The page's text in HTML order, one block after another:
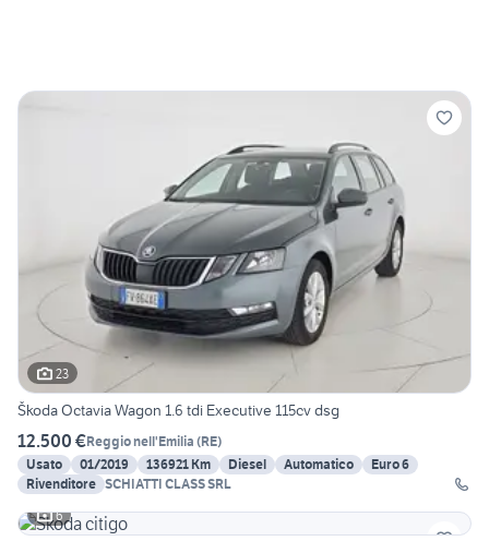
23
Škoda Octavia Wagon 1.6 tdi Executive 115cv dsg
12.500 €Reggio nell'Emilia (RE)
Usato
01/2019 136921 Km Diesel Automatico
Euro 6
Rivenditore SCHIATTI CLASS SRL
6